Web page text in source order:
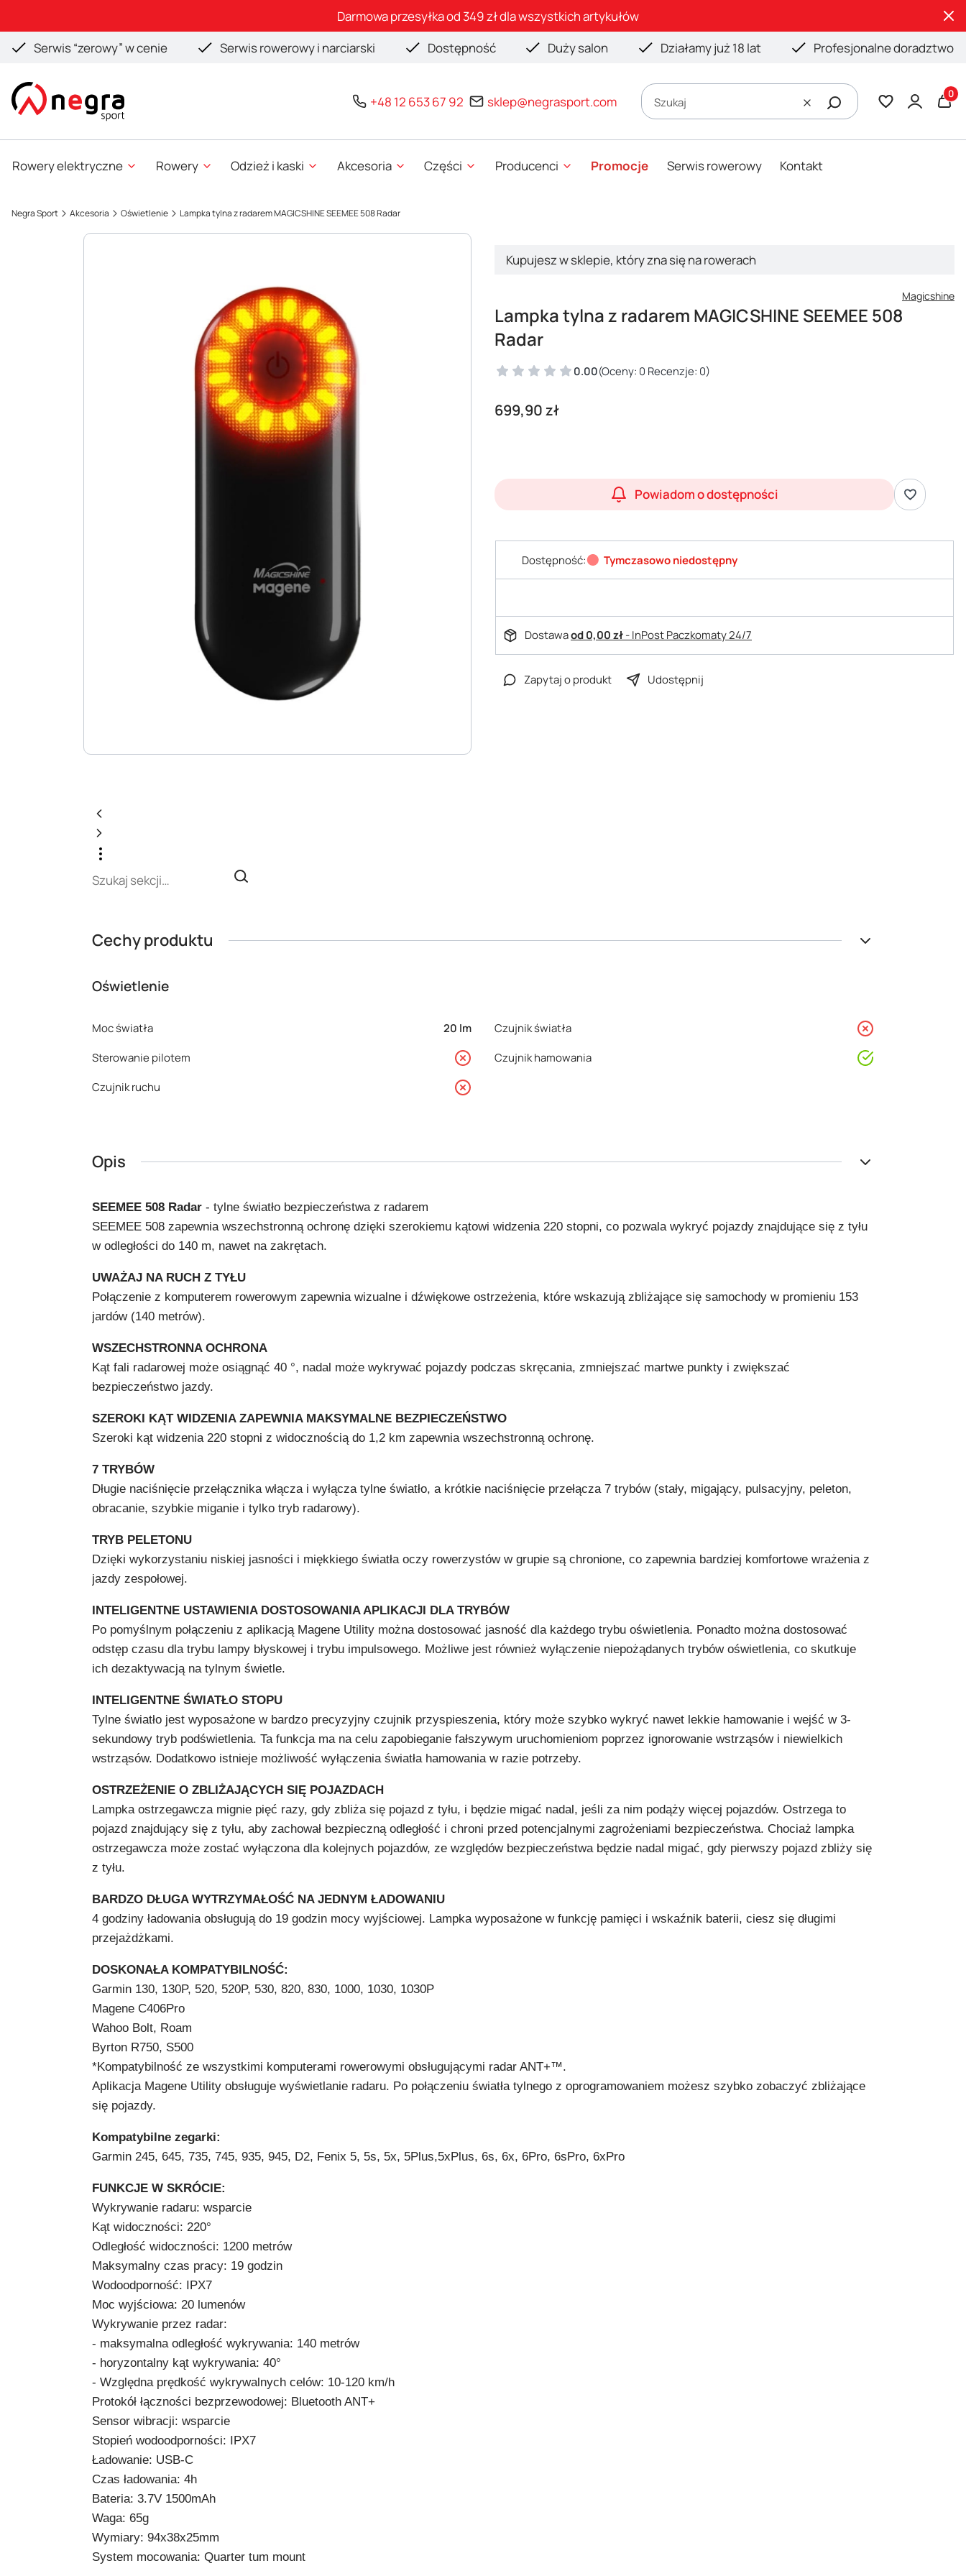
Darmowa przesyłka od 349 zł dla wszystkich artykułów
Serwis “zerowy” w cenie
Serwis rowerowy i narciarski Dostępność Duży salon Działamy już 18 lat Profesjonalne doradztwo
+48 12 653 67 92 sklep@negrasport.com WyczyśćSzukaj
Rowery elektryczne Rowery Odzież i kaski Akcesoria Części Producenci Promocje Serwis rowerowy Kontakt
Negra Sport Akcesoria Oświetlenie Lampka tylna z radarem MAGICSHINE SEEMEE 508 Radar
Kupujesz w sklepie, który zna się na rowerach
Magicshine
Lampka tylna z radarem MAGICSHINE SEEMEE 508
Radar
0.00(Oceny: 0 Recenzje: 0)
Cena
699,90 zł
Powiadom o dostępności
Dostępność: Tymczasowo niedostępny
Dostawaod 0,00 zł- InPost Paczkomaty 24/7
Zapytaj o produkt Udostępnij
Cechy produktu
Oświetlenie
Moc światła 20 lm Czujnik światła nie
Sterowanie pilotem nie Czujnik hamowania tak
Czujnik ruchu nie
Opis
SEEMEE 508 Radar - tylne światło bezpieczeństwa z radarem
SEEMEE 508 zapewnia wszechstronną ochronę dzięki szerokiemu kątowi widzenia 220 stopni, co pozwala wykryć pojazdy znajdujące się z tyłu
w odległości do 140 m, nawet na zakrętach.
UWAŻAJ NA RUCH Z TYŁU
Połączenie z komputerem rowerowym zapewnia wizualne i dźwiękowe ostrzeżenia, które wskazują zbliżające się samochody w promieniu 153
jardów (140 metrów).
WSZECHSTRONNA OCHRONA
Kąt fali radarowej może osiągnąć 40 °, nadal może wykrywać pojazdy podczas skręcania, zmniejszać martwe punkty i zwiększać
bezpieczeństwo jazdy.
SZEROKI KĄT WIDZENIA ZAPEWNIA MAKSYMALNE BEZPIECZEŃSTWO
Szeroki kąt widzenia 220 stopni z widocznością do 1,2 km zapewnia wszechstronną ochronę.
7 TRYBÓW
Długie naciśnięcie przełącznika włącza i wyłącza tylne światło, a krótkie naciśnięcie przełącza 7 trybów (stały, migający, pulsacyjny, peleton,
obracanie, szybkie miganie i tylko tryb radarowy).
TRYB PELETONU
Dzięki wykorzystaniu niskiej jasności i miękkiego światła oczy rowerzystów w grupie są chronione, co zapewnia bardziej komfortowe wrażenia z
jazdy zespołowej.
INTELIGENTNE USTAWIENIA DOSTOSOWANIA APLIKACJI DLA TRYBÓW
Po pomyślnym połączeniu z aplikacją Magene Utility można dostosować jasność dla każdego trybu oświetlenia. Ponadto można dostosować
odstęp czasu dla trybu lampy błyskowej i trybu impulsowego. Możliwe jest również wyłączenie niepożądanych trybów oświetlenia, co skutkuje
ich dezaktywacją na tylnym świetle.
INTELIGENTNE ŚWIATŁO STOPU
Tylne światło jest wyposażone w bardzo precyzyjny czujnik przyspieszenia, który może szybko wykryć nawet lekkie hamowanie i wejść w 3-
sekundowy tryb podświetlenia. Ta funkcja ma na celu zapobieganie fałszywym uruchomieniom poprzez ignorowanie wstrząsów i niewielkich
wstrząsów. Dodatkowo istnieje możliwość wyłączenia światła hamowania w razie potrzeby.
OSTRZEŻENIE O ZBLIŻAJĄCYCH SIĘ POJAZDACH
Lampka ostrzegawcza mignie pięć razy, gdy zbliża się pojazd z tyłu, i będzie migać nadal, jeśli za nim podąży więcej pojazdów. Ostrzega to
pojazd znajdujący się z tyłu, aby zachował bezpieczną odległość i chroni przed potencjalnymi zagrożeniami bezpieczeństwa. Chociaż lampka
ostrzegawcza może zostać wyłączona dla kolejnych pojazdów, ze względów bezpieczeństwa będzie nadal migać, gdy pierwszy pojazd zbliży się
z tyłu.
BARDZO DŁUGA WYTRZYMAŁOŚĆ NA JEDNYM ŁADOWANIU
4 godziny ładowania obsługują do 19 godzin mocy wyjściowej. Lampka wyposażone w funkcję pamięci i wskaźnik baterii, ciesz się długimi
przejażdżkami.
DOSKONAŁA KOMPATYBILNOŚĆ:
Garmin 130, 130P, 520, 520P, 530, 820, 830, 1000, 1030, 1030P
Magene C406Pro
Wahoo Bolt, Roam
Byrton R750, S500
*Kompatybilność ze wszystkimi komputerami rowerowymi obsługującymi radar ANT+™.
Aplikacja Magene Utility obsługuje wyświetlanie radaru. Po połączeniu światła tylnego z oprogramowaniem możesz szybko zobaczyć zbliżające
się pojazdy.
Kompatybilne zegarki:
Garmin 245, 645, 735, 745, 935, 945, D2, Fenix 5, 5s, 5x, 5Plus,5xPlus, 6s, 6x, 6Pro, 6sPro, 6xPro
FUNKCJE W SKRÓCIE:
Wykrywanie radaru: wsparcie
Kąt widoczności: 220°
Odległość widoczności: 1200 metrów
Maksymalny czas pracy: 19 godzin
Wodoodporność: IPX7
Moc wyjściowa: 20 lumenów
Wykrywanie przez radar:
- maksymalna odległość wykrywania: 140 metrów
- horyzontalny kąt wykrywania: 40°
- Względna prędkość wykrywalnych celów: 10-120 km/h
Protokół łączności bezprzewodowej: Bluetooth ANT+
Sensor wibracji: wsparcie
Stopień wodoodporności: IPX7
Ładowanie: USB-C
Czas ładowania: 4h
Bateria: 3.7V 1500mAh
Waga: 65g
Wymiary: 94x38x25mm
System mocowania: Quarter tum mount